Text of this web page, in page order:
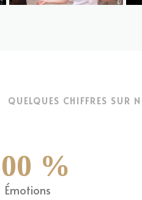
QUELQUES CHIFFRES SUR
%
Émotions